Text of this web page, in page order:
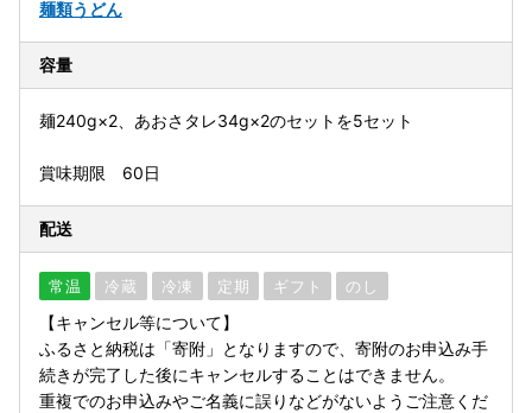
麺類うどん
容量
麺240g×2、あおさタレ34g×2のセットを5セット
賞味期限 60日
配送
常温 冷蔵 冷凍 定期 ギフト のし
【キャンセル等について】
ふるさと納税は「寄附」となりますので、寄附のお申込み手
続きが完了した後にキャンセルすることはできません。
重複でのお申込みやご名義に誤りなどがないようご注意くだ